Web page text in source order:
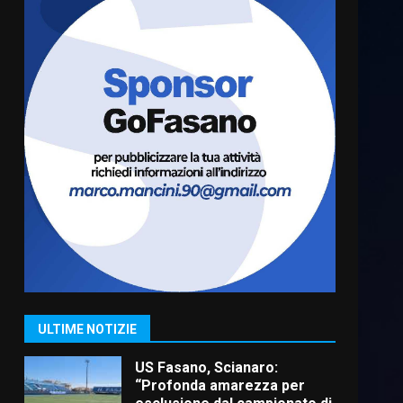
ULTIME NOTIZIE
Cura dei beni comuni e
cittadinanza attiva: online
l’avviso per la gestione
condivisa della Villetta di
Laureto
6 Agosto 2026 06:20
7
La magia del Minareto e la
prima assoluta de “L’Albergo
Belvedere. Il rapimento”
6 Agosto 2026 06:15
1
“I Contestatori: Musica di
Rivoluzione”: nuovo
appuntamento con “Fasano in
US Fasano, Scianaro:
“Profonda amarezza per